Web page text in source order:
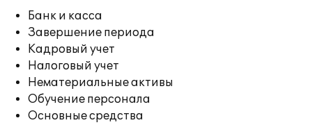
Банк и касса
Завершение периода
Кадровый учет
Налоговый учет
Нематериальные активы
Обучение персонала
Основные средства